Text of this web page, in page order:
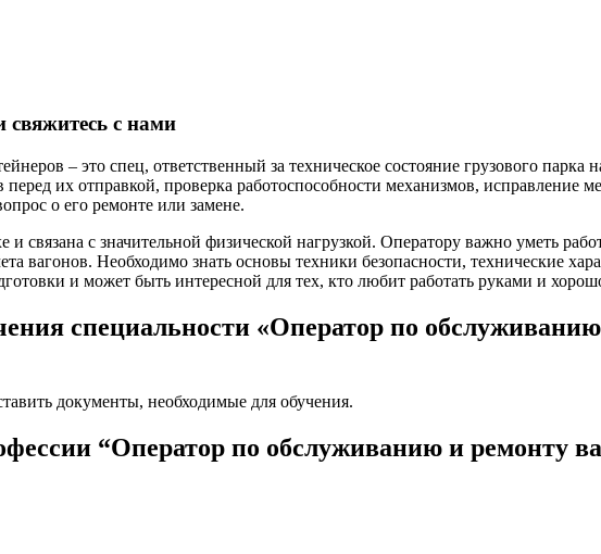
свяжитесь с нами
– это спец, ответственный за техническое состояние грузового
их отправкой, проверка работоспособности механизмов, исправление
о его ремонте или замене.
и связана с значительной физической нагрузкой. Оператору важно уметь
вагонов. Необходимо знать основы техники безопасности, технические
и может быть интересной для тех, кто любит работать руками и
специальности «Оператор по
документы, необходимые для обучения.
“Оператор по обслуживанию и ремонту